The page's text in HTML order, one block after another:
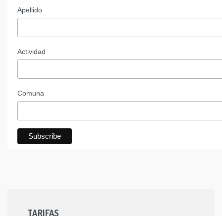
Apellido
Actividad
Comuna
TARIFAS